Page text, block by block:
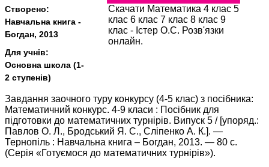
Скачати Математика 4 клас 5
клас 6 клас 7 клас 8 клас 9
клас - Істер О.С. Розв'язки
онлайн.
Створено:
Навчальна книга -
Богдан, 2013
Для учнів:
Основна школа (1-
2 ступенів)
Завдання заочного туру конкурсу (4-5 клас) з посібника:
Математичний конкурс. 4-9 класи : Посібник для
підготовки до математичних турнірів. Випуск 5 / [упоряд.:
Павлов О. Л., Бродський Я. С., Сліпенко А. К.]. —
Тернопіль : Навчальна книга – Богдан, 2013. — 80 с.
(Серія «Готуємося до математичних турнірів»).